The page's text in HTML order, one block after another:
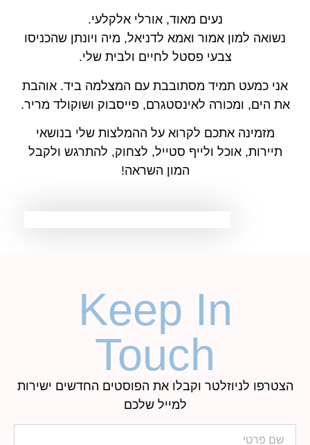
נעים מאוד, אורלי אלקלעי.
נשואה למון אמור ואמא לדניאל, מיה ויונתן שהכניסו
צבעי פסטל לחיים ולבית שלי.
אני כמעט תמיד מסתובבת עם המצלמה ביד. אוהבת
את הים, ומכורה לאינסטגרם, פייסבוק ושוקולד מריר.
מזמינה אתכם לקרוא על ההמלצות שלי בנושאי
תיירות, אוכל ולייף סטייל, לצחוק, להתרגש ולקבל
המון השראה!
Keep In
Touch
הצטרפו לניוזלטר וקבלו את הפוסטים החדשים ישירות
למייל שלכם